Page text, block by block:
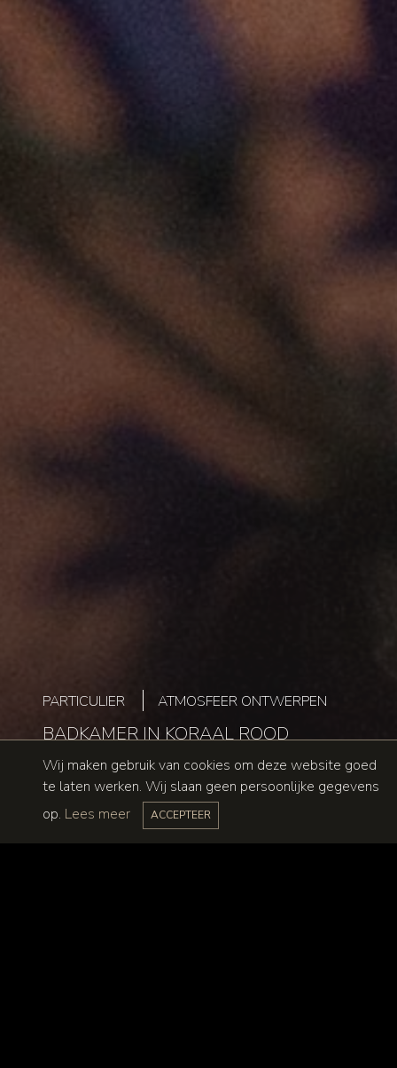
PARTICULIER ATMOSFEER ONTWERPEN
BADKAMER IN KORAAL ROOD
Wij maken gebruik van cookies om deze website goed
te laten werken. Wij slaan geen persoonlijke gegevens
op. Lees meer ACCEPTEER